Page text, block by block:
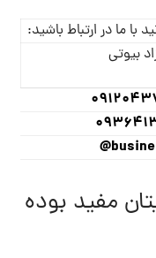
ما در ارتباط باشید:
بیوتی
مفید بوده